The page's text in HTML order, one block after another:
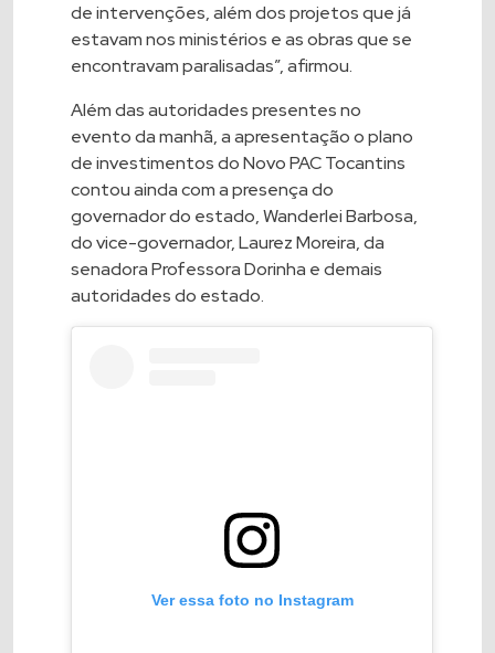
de intervenções, além dos projetos que já
estavam nos ministérios e as obras que se
encontravam paralisadas”, afirmou.
Além das autoridades presentes no
evento da manhã, a apresentação o plano
de investimentos do Novo PAC Tocantins
contou ainda com a presença do
governador do estado, Wanderlei Barbosa,
do vice-governador, Laurez Moreira, da
senadora Professora Dorinha e demais
autoridades do estado.
Ver essa foto no Instagram